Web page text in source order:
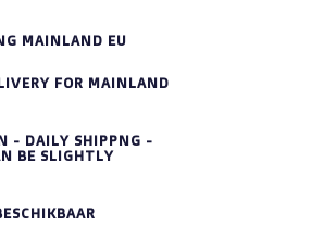
MAINLAND EU
FOR MAINLAND
- DAILY SHIPPNG -
BE SLIGHTLY